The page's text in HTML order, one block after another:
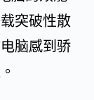
突破性散
脑感到骄